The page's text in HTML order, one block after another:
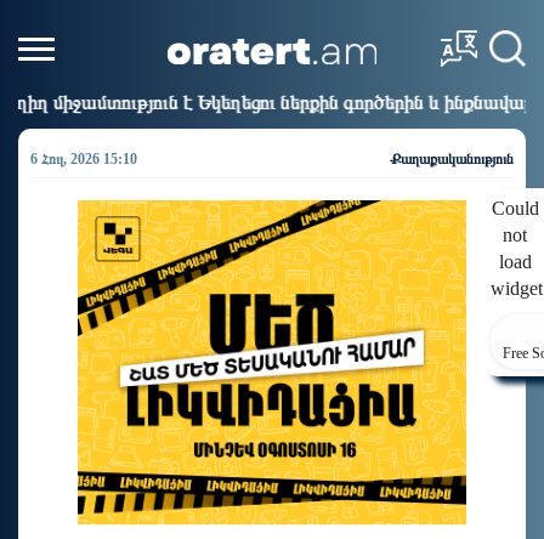
ներքին գործերին և ինքնավարությանը.
6 Հուլ, 2026 15:10 Քաղաքականություն
Could
not
load
Free